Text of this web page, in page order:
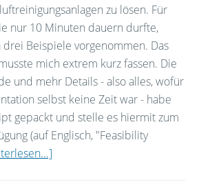
zu lösen. Für
nur 10 Minuten dauern durfte,
Beispiele vorgenommen. Das
mich extrem kurz fassen. Die
und mehr Details - also alles, wofür
selbst keine Zeit war - habe
gepackt und stelle es hiermit zum
(auf Englisch, "Feasibility